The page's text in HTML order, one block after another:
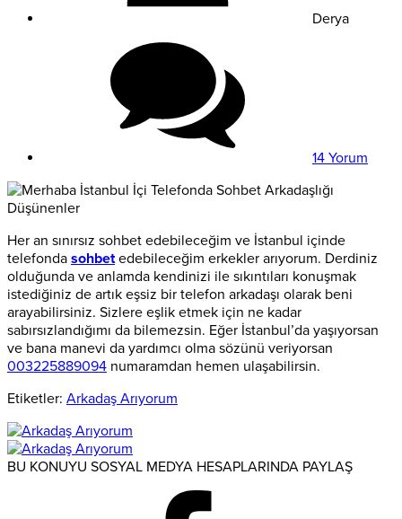
Derya
14 Yorum
Her an sınırsız sohbet edebileceğim ve İstanbul içinde
telefonda sohbetedebileceğim erkekler arıyorum. Derdiniz
olduğunda ve anlamda kendinizi ile sıkıntıları konuşmak
istediğiniz de artık eşsiz bir telefon arkadaşı olarak beni
arayabilirsiniz. Sizlere eşlik etmek için ne kadar
sabırsızlandığımı da bilemezsin. Eğer İstanbul’da yaşıyorsan
ve bana manevi da yardımcı olma sözünü veriyorsan
003225889094 numaramdan hemen ulaşabilirsin.
Etiketler: Arkadaş Arıyorum
BU KONUYU SOSYAL MEDYA HESAPLARINDA PAYLAŞ